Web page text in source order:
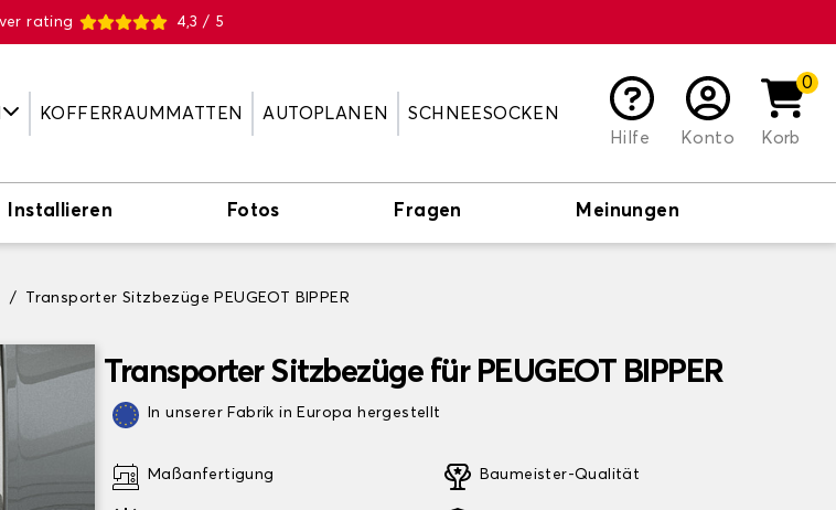
4,3 / 5
KOFFERRAUMMATTEN AUTOPLANEN
SCHNEESOCKEN
Hilfe
Konto
0
Korb
Installieren Fotos Fragen Meinungen
Transporter Sitzbezüge PEUGEOT BIPPER
Transporter Sitzbezüge für PEUGEOT BIPPER
In unserer Fabrik in Europa hergestellt
Maßanfertigung Baumeister-Qualität